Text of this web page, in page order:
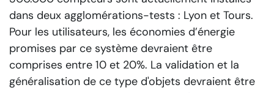
dans deux agglomérations-tests : Lyon et Tours.
Pour les utilisateurs, les économies d’énergie
promises par ce système devraient être
comprises entre 10 et 20%. La validation et la
généralisation de ce type d'objets devraient être